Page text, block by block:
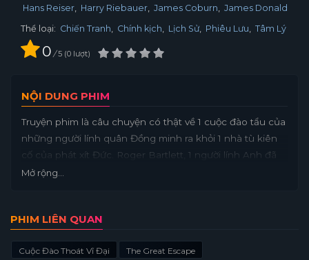
Hans Reiser
Harry Riebauer James Coburn
James Donald
Thể loại: Chiến Tranh, Chính kịch, Lịch Sử, Phiêu Lưu, Tâm Lý
0 / 5 0 lượt
NỘI DUNG PHIM
Truyện phim là câu chuyện có thật về 1 cuộc đào tẩu của
những người lính quân Đồng minh ra khỏi 1 nhà tù kiên
cố của phát xít Đức. Roger Bartlett, 1 người lính Anh đã
vạch 1 kế hoạch và cùng với nhóm người tạp nham của
Scrounger", tên lính Mỹ có tài ăn cắp vặt, Ramsey "The
lính Mỹ nổi loạn thực hiện cuộc vượt ngục này. Không
Mở rộng...
PHIM LIÊN QUAN
Cuộc Đào Thoát Vĩ Đại The Great Escape